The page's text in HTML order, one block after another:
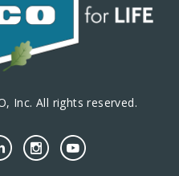
Inc. All rights reserved.